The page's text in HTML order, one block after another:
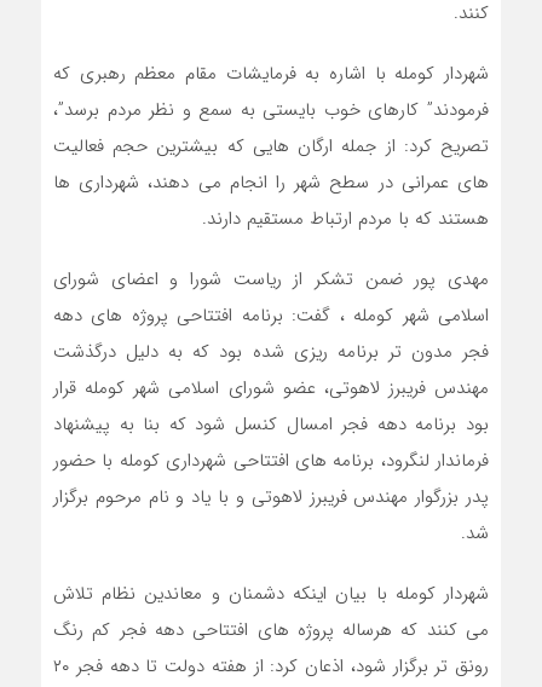
کنند.
شهردار کومله با اشاره به فرمایشات مقام معظم رهبری که
فرمودند” کارهای خوب بایستی به سمع و نظر مردم برسد”،
تصریح کرد: از جمله ارگان هایی که بیشترین حجم فعالیت
های عمرانی در سطح شهر را انجام می دهند، شهرداری ها
هستند که با مردم ارتباط مستقیم دارند.
مهدی پور ضمن تشکر از ریاست شورا و اعضای شورای
اسلامی شهر کومله ، گفت: برنامه افتتاحی پروژه های دهه
فجر مدون تر برنامه ریزی شده بود که به دلیل درگذشت
مهندس فریبرز لاهوتی، عضو شورای اسلامی شهر کومله قرار
بود برنامه دهه فجر امسال کنسل شود که بنا به پیشنهاد
فرماندار لنگرود، برنامه های افتتاحی شهرداری کومله با حضور
پدر بزرگوار مهندس فریبرز لاهوتی و با یاد و نام مرحوم برگزار
شد.
شهردار کومله با بیان اینکه دشمنان و معاندین نظام تلاش
می کنند که هرساله پروژه های افتتاحی دهه فجر کم رنگ
رونق تر برگزار شود، اذعان کرد: از هفته دولت تا دهه فجر ۲۰